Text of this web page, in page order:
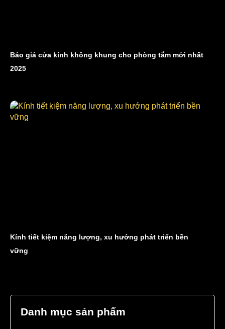
Báo giá cửa kính không khung cho phòng tắm mới nhất
2025
Kính tiết kiệm năng lượng, xu hướng phát triển bền
vững
Danh mục sản phẩm